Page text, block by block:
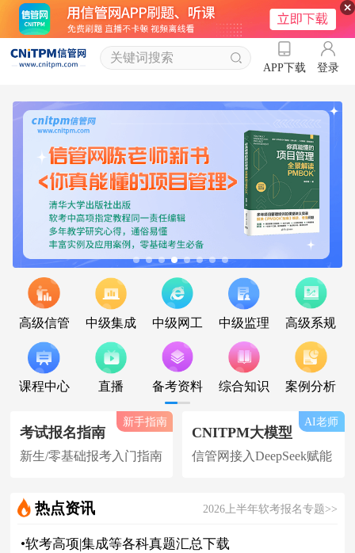
APP下载 登录
高级信管 中级集成 中级网工 中级监理 高级系规
课程中心 直播 备考资料 综合知识 案例分析
考试报名指南
新生/零基础报考入门指南
新手指南
CNITPM大模型
信管网接入DeepSeek赋能
AI老师
热点资讯 2026上半年软考报名专题>>
•软考高项|集成等各科真题汇总下载